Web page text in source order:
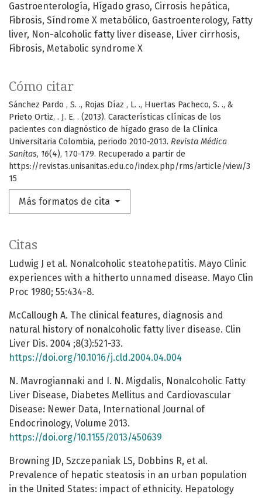
Gastroenterología Hígado graso Cirrosis hepática
Fibrosis Síndrome X metabólico Gastroenterology Fatty
liver Non-alcoholic fatty liver disease
Liver cirrhosis
Fibrosis Metabolic syndrome X
Cómo citar
Sánchez Pardo , S. ., Rojas Díaz , L. ., Huertas Pacheco, S. ., &
Prieto Ortiz, . J. E. . (2013). Características clínicas de los
pacientes con diagnóstico de hígado graso de la Clínica
Universitaria Colombia, periodo 2010-2013. Revista Médica
Sanitas, 16(4), 170-179. Recuperado a partir de
https://revistas.unisanitas.edu.co/index.php/rms/article/view/3
15
Más formatos de cita
Citas
Ludwig J et al. Nonalcoholic steatohepatitis. Mayo Clinic
experiences with a hitherto unnamed disease. Mayo Clin
Proc 1980; 55:434-8.
McCallough A. The clinical features, diagnosis and
natural history of nonalcoholic fatty liver disease. Clin
Liver Dis. 2004 ;8(3):521-33.
https://doi.org/10.1016/j.cld.2004.04.004
N. Mavrogiannaki and I. N. Migdalis, Nonalcoholic Fatty
Liver Disease, Diabetes Mellitus and Cardiovascular
Disease: Newer Data, International Journal of
Endocrinology, Volume 2013.
https://doi.org/10.1155/2013/450639
Browning JD, Szczepaniak LS, Dobbins R, et al.
Prevalence of hepatic steatosis in an urban population
in the United States: impact of ethnicity. Hepatology